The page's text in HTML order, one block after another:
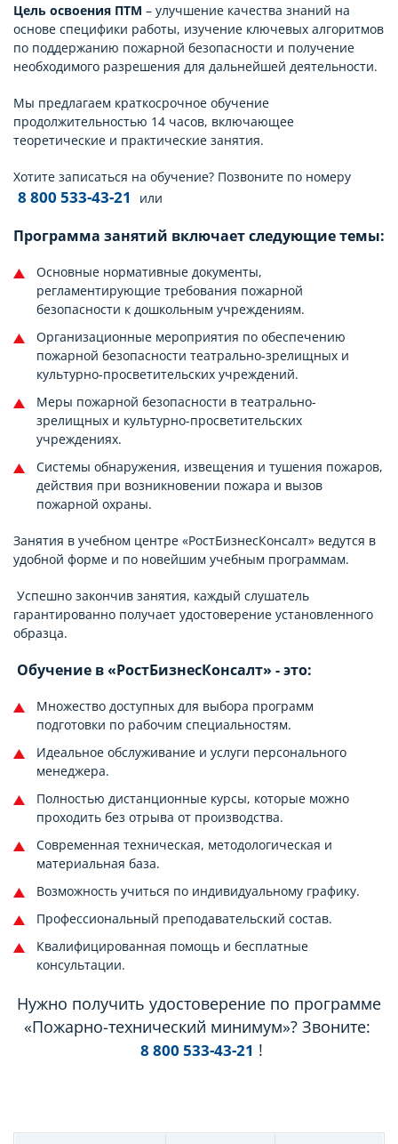
Цель освоения ПТМ – улучшение качества знаний на
основе специфики работы, изучение ключевых алгоритмов
по поддержанию пожарной безопасности и получение
необходимого разрешения для дальнейшей деятельности.
Мы предлагаем краткосрочное обучение
продолжительностью 14 часов, включающее
теоретические и практические занятия.
Хотите записаться на обучение? Позвоните по номеру
8 800 533-43-21 или
Программа занятий включает следующие темы:
Основные нормативные документы,
регламентирующие требования пожарной
безопасности к дошкольным учреждениям.
Организационные мероприятия по обеспечению
пожарной безопасности театрально-зрелищных и
культурно-просветительских учреждений.
Меры пожарной безопасности в театрально-
зрелищных и культурно-просветительских
учреждениях.
Системы обнаружения, извещения и тушения пожаров,
действия при возникновении пожара и вызов
пожарной охраны.
Занятия в учебном центре «РостБизнесКонсалт» ведутся в
удобной форме и по новейшим учебным программам.
Успешно закончив занятия, каждый слушатель
гарантированно получает удостоверение установленного
образца.
Обучение в «РостБизнесКонсалт» - это:
Множество доступных для выбора программ
подготовки по рабочим специальностям.
Идеальное обслуживание и услуги персонального
менеджера.
Полностью дистанционные курсы, которые можно
проходить без отрыва от производства.
Современная техническая, методологическая и
материальная база.
Возможность учиться по индивидуальному графику.
Профессиональный преподавательский состав.
Квалифицированная помощь и бесплатные
консультации.
Нужно получить удостоверение по программе
«Пожарно-технический минимум»? Звоните:
8 800 533-43-21 !